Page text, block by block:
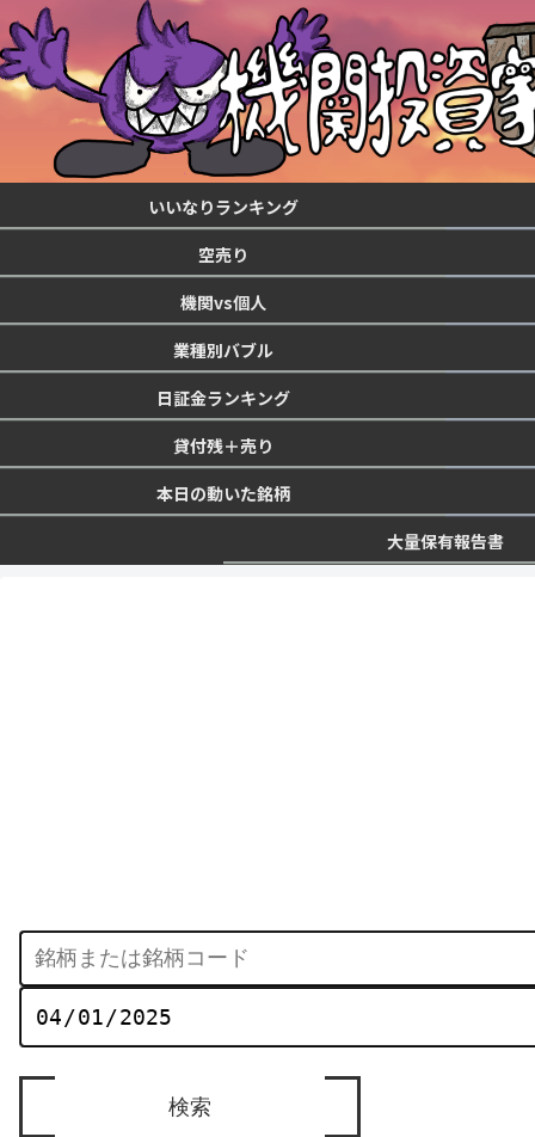
いいなりランキング
空売り
機関vs個人
業種別バブル
日証金ランキング
貸付残＋売り
本日の動いた銘柄
大量保有報告書